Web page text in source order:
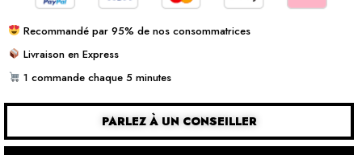
Recommandé par 95% de nos consommatrices
Livraison en Express
1 commande chaque 5 minutes
PARLEZ À UN CONSEILLER